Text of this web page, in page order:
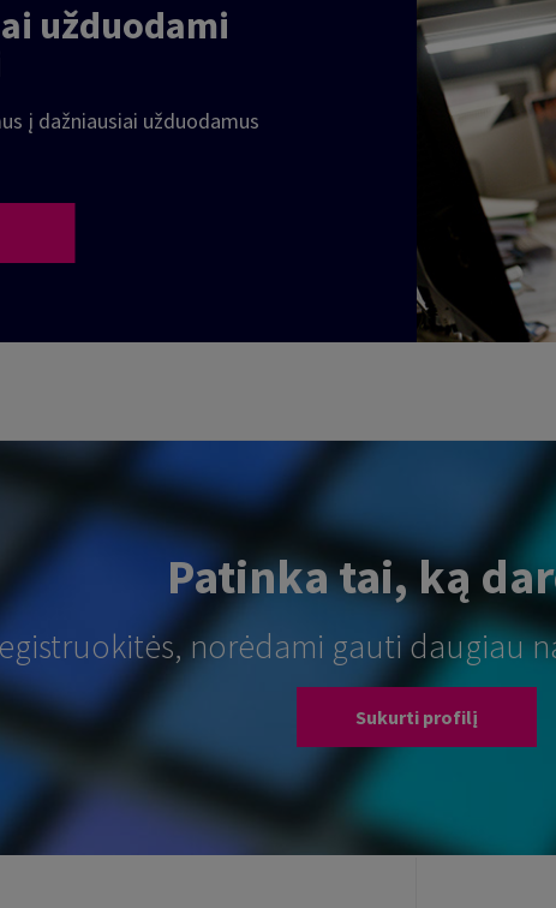
užduodami
į dažniausiai užduodamus
Patinka tai, ką
norėdami gauti daugiau
Sukurti profilį